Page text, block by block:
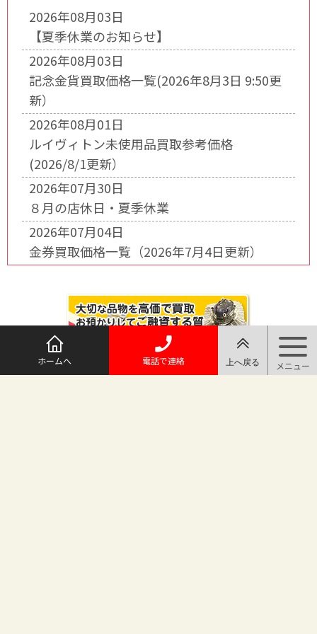
2026年08月03日
【夏季休業のお知らせ】
2026年08月03日
記念金貨買取価格一覧(2026年8月3日 9:50更
新）
2026年08月01日
ルイヴィトン未使用品買取参考価格
(2026/8/1更新）
2026年07月30日
８月の店休日・夏季休業
2026年07月04日
金券買取価格一覧（2026年7月4日更新）
ホームへ 電話で連絡